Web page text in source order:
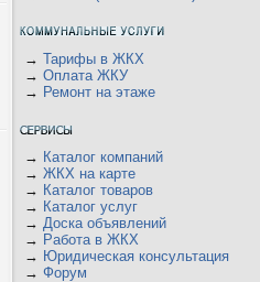
→ Тарифы в ЖКХ
→ Оплата ЖКУ
→ Ремонт на этаже
→ Каталог компаний
→ ЖКХ на карте
→ Каталог товаров
→ Каталог услуг
→ Доска объявлений
→ Работа в ЖКХ
→ Юридическая консультация
→ Форум